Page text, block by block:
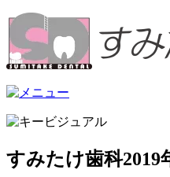
すみたけ歯科